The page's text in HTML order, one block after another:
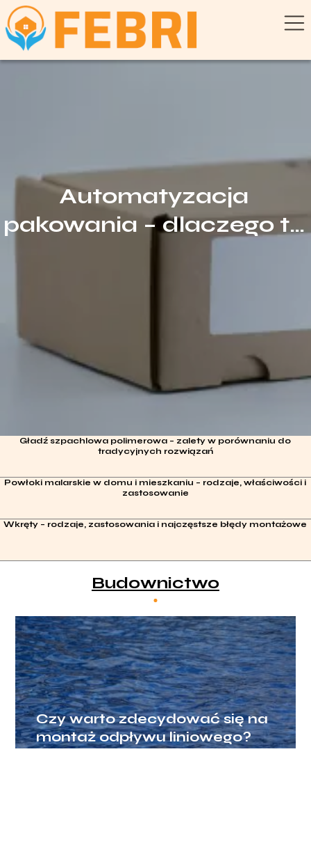
Automatyzacja
pakowania – dlaczego to
Gładź szpachlowa polimerowa – zalety w porównaniu do
tradycyjnych rozwiązań
Powłoki malarskie w domu i mieszkaniu – rodzaje, właściwości i
zastosowanie
Wkręty – rodzaje, zastosowania i najczęstsze błędy montażowe
Budownictwo
Czy warto zdecydować się na
montaż odpływu liniowego?